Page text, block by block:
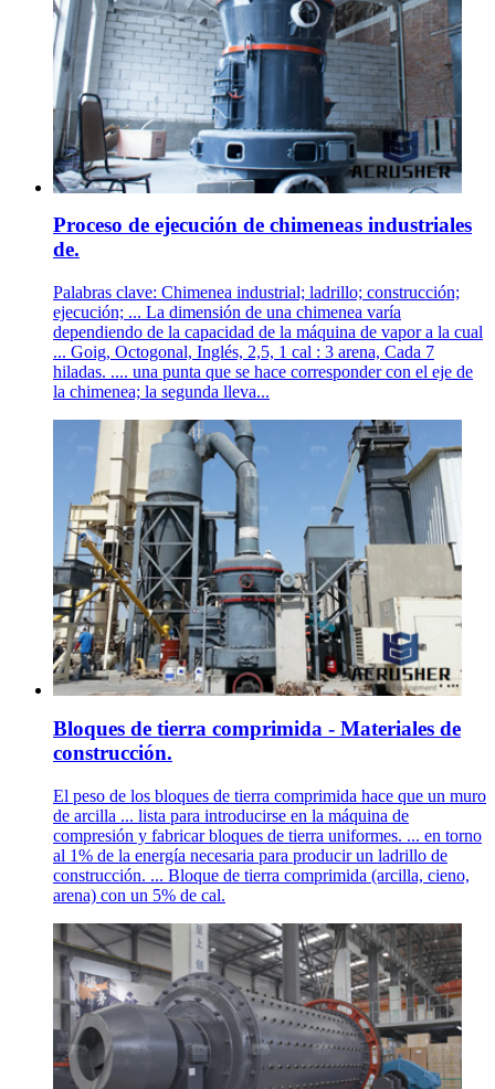
Proceso de ejecución de chimeneas industriales
de.
Palabras clave: Chimenea industrial; ladrillo; construcción;
ejecución; ... La dimensión de una chimenea varía
dependiendo de la capacidad de la máquina de vapor a la cual
... Goig, Octogonal, Inglés, 2,5, 1 cal : 3 arena, Cada 7
hiladas. .... una punta que se hace corresponder con el eje de
la chimenea; la segunda lleva...
Bloques de tierra comprimida - Materiales de
construcción.
El peso de los bloques de tierra comprimida hace que un muro
de arcilla ... lista para introducirse en la máquina de
compresión y fabricar bloques de tierra uniformes. ... en torno
al 1% de la energía necesaria para producir un ladrillo de
construcción. ... Bloque de tierra comprimida (arcilla, cieno,
arena) con un 5% de cal.